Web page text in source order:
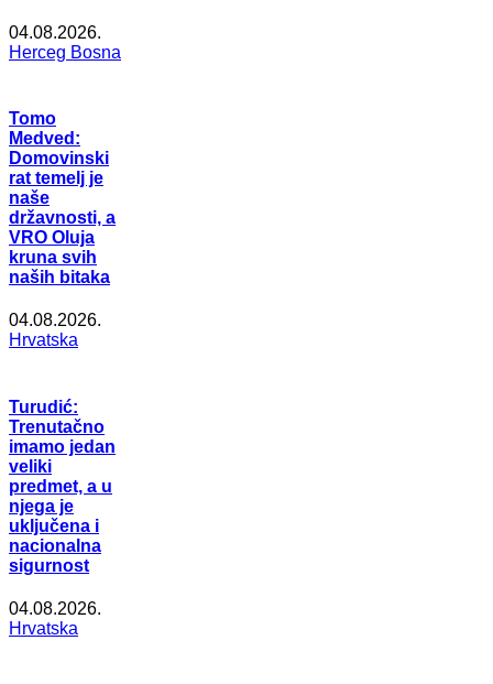
04.08.2026.
Herceg Bosna
Tomo
Medved:
Domovinski
rat temelj je
naše
državnosti, a
VRO Oluja
kruna svih
naših bitaka
04.08.2026.
Hrvatska
Turudić:
Trenutačno
imamo jedan
veliki
predmet, a u
njega je
uključena i
nacionalna
sigurnost
04.08.2026.
Hrvatska